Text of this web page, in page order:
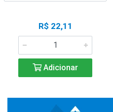
R$ 22,11
Adicionar